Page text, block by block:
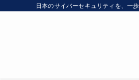
日本のサイバーセキュリティを、一